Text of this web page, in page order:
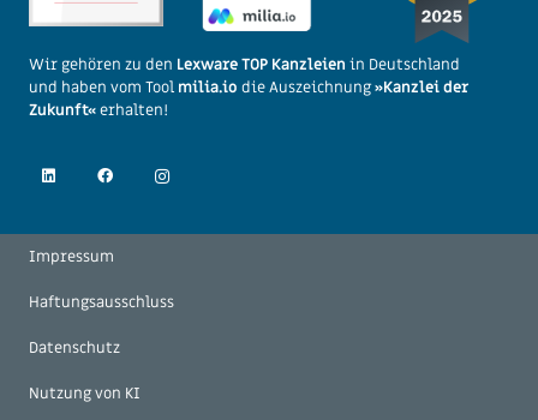
Wir gehören zu den Lexware TOP Kanzleien in Deutschland
und haben vom Tool milia.io die Auszeichnung»Kanzlei der
Zukunft«erhalten!
Impressum
Haftungsausschluss
Datenschutz
Nutzung von KI